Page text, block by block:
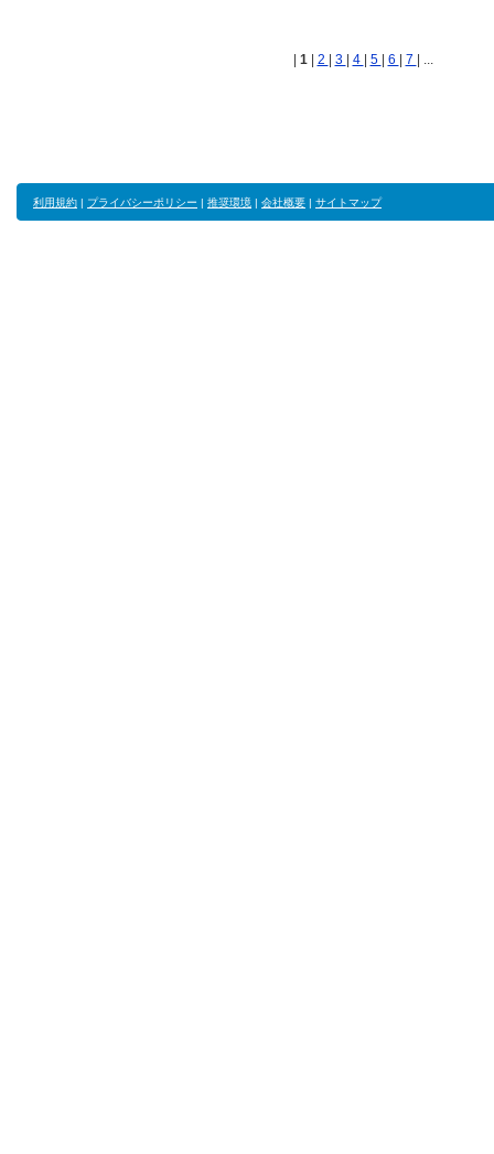
1 2 3 4 5 6 7 | ...
利用規約 | プライバシーポリシー | 推奨環境 | 会社概要 | サイトマップ